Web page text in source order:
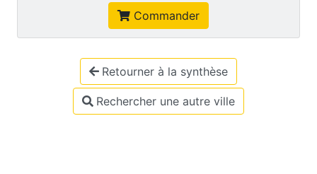
Commander
Retourner à la synthèse
Rechercher une autre ville